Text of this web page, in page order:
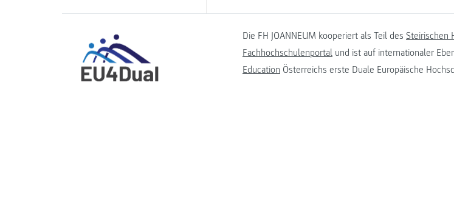
Die FH JOANNEUM kooperiert als Teil des Steirischen
Fachhochschulenportal und ist auf internationaler
Education Österreichs erste Duale Europäische